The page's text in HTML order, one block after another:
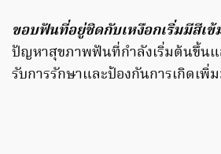
ขอบฟันที่อยู่ชิดกับเหงือกเริ่มมีสีเ
ปัญหาสุขภาพฟันที่กำลังเริ่มต้นขึ้นแ
รับการรักษาและป้องกันการเกิดเพิ่